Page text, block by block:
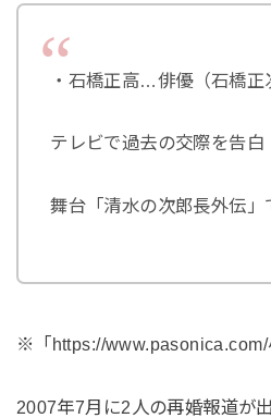
・石橋正高…俳優（石橋正
テレビで過去の交際を告白
舞台「清水の次郎長外伝」
※「https://www.pasonica.com/
2007年7月に2人の再婚報道が